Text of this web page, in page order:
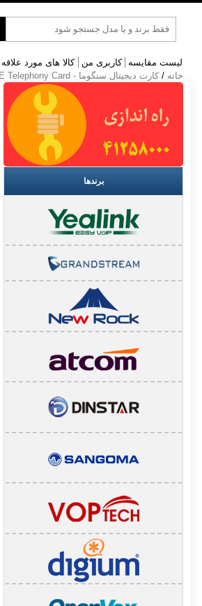
جست
لیست مقایسه کاربری من کالا های مورد
خانه / کارت دیجیتال سنگوما - Sangoma A102DE Telephony Card
برندها